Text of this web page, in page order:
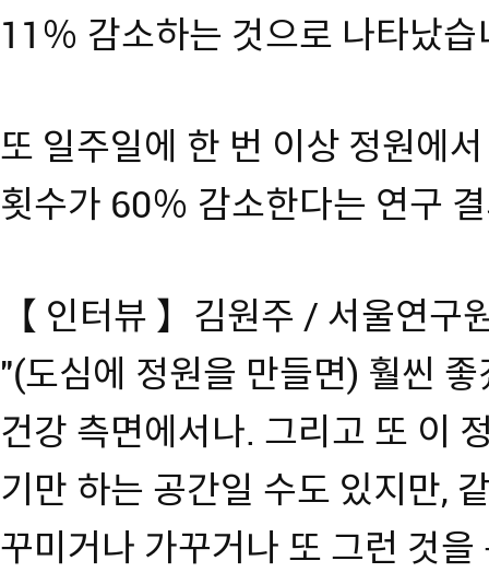
11％ 감소하는 것으로 나타났습
또 일주일에 한 번 이상 정원에
횟수가 60％ 감소한다는 연구
【 인터뷰 】김원주 / 서울연구
"(도심에 정원을 만들면) 훨씬
건강 측면에서나. 그리고 또 이
기만 하는 공간일 수도 있지만,
꾸미거나 가꾸거나 또 그런 것